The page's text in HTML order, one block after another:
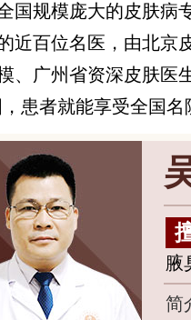
国规模庞大的皮肤病
近百位名医，由北京
、广州省资深皮肤医
患者就能享受全国名
腋
简